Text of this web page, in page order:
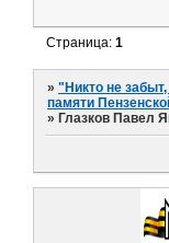
Страница:1
»"Никто не
памяти
» Глазков Павел